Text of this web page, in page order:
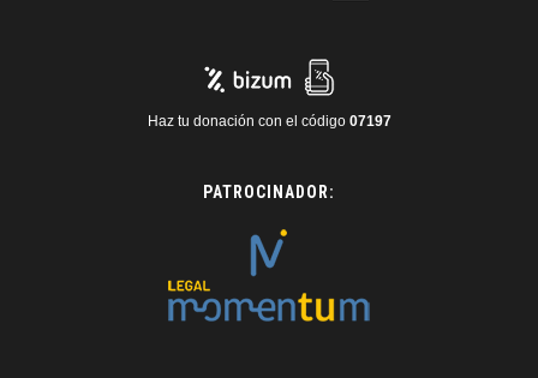
Haz tu donación con el código 07197
PATROCINADOR: